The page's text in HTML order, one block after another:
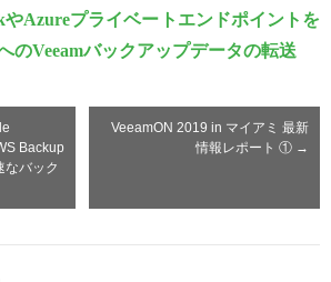
Azureプライベートエンドポイントを
のVeeamバックアップデータの転送
Backup
なバック
VeeamON 2019 in マイアミ 最新
情報レポート ① →